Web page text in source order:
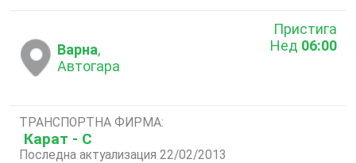
Варна,
Автогара
Пристига
Нед 06:00
ТРАНСПОРТНА ФИРМА:
Карат - С
Последна актуализация 22/02/2013